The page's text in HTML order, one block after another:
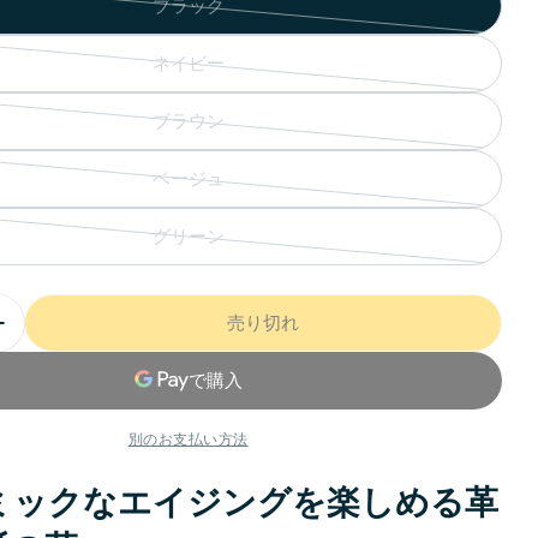
ブラック
ネイビー
ブラウン
ベージュ
グリーン
売り切れ
別のお支払い方法
ックなエイジングを楽しめる革